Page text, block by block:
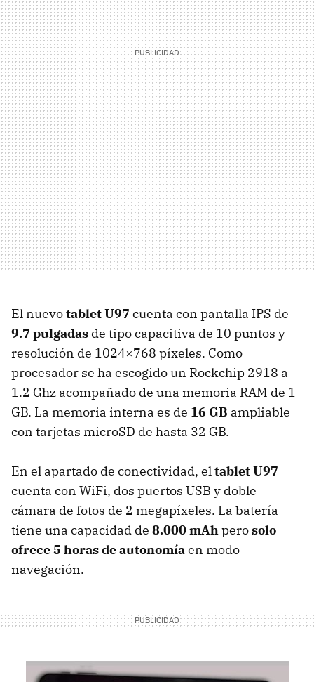
El nuevotablet U97 cuenta con pantalla IPS de
9.7 pulgadas de tipo capacitiva de 10 puntos y
resolución de 1024×768 píxeles. Como
procesador se ha escogido un Rockchip 2918 a
1.2 Ghz acompañado de una memoria RAM de 1
GB. La memoria interna es de 16 GB ampliable
con tarjetas microSD de hasta 32 GB.
En el apartado de conectividad, eltablet U97
cuenta con WiFi, dos puertos USB y doble
cámara de fotos de 2 megapíxeles. La batería
tiene una capacidad de 8.000 mAhperosolo
ofrece 5 horas de autonomíaen modo
navegación.